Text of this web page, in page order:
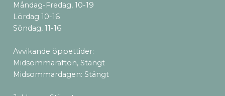
Måndag-Fredag, 10-19
Lördag 10-16
Söndag, 11-16
Avvikande öppettider:
Midsommarafton, Stängt
Midsommardagen: Stängt